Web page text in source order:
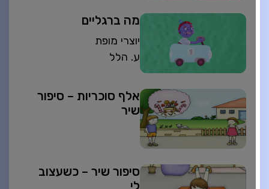
מה ברגליים
יוצרי מופת
ע. הלל
אלף סוכריות – סיפור
שיר
סיפור שיר – כשעצוב